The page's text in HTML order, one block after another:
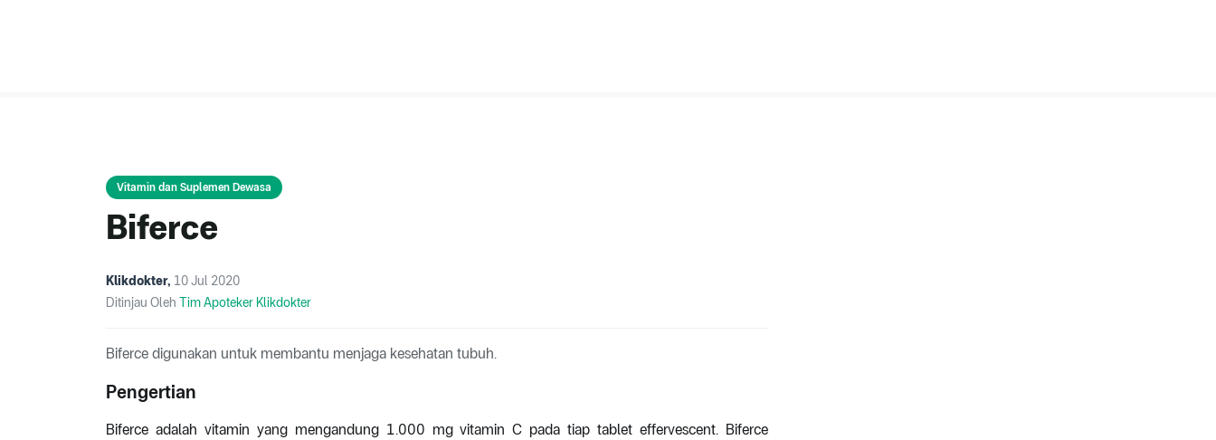
Vitamin dan Suplemen Dewasa
Biferce
Klikdokter, 10 Jul 2020
Ditinjau Oleh Tim Apoteker Klikdokter
Biferce digunakan untuk membantu menjaga kesehatan tubuh.
Pengertian
Biferce adalah vitamin yang mengandung 1.000 mg vitamin C pada tiap tablet effervescent. Biferce